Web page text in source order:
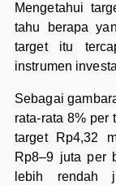
Mengetahui
tahu berapa
target itu
instrumen
Sebagai
rata-rata 8% per
target Rp4,32
Rp8–9 juta per
lebih rendah